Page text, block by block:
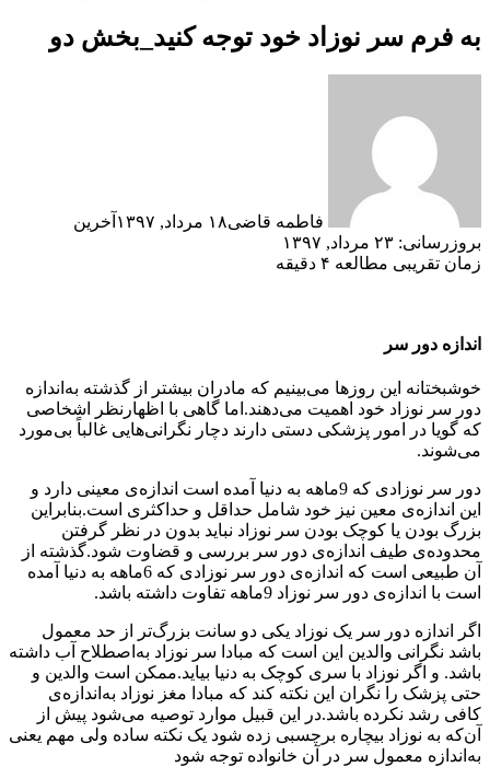
به فرم سر نوزاد خود توجه کنید_بخش دو
فاطمه قاضی۱۸ مرداد, ۱۳۹۷
آخرین
بروزرسانی: ۲۳ مرداد, ۱۳۹۷
زمان تقریبی مطالعه ۴ دقیقه
اندازه دور سر
خوشبختانه این روزها می‌بینیم که مادران بیشتر از گذشته به‌اندازه
دور سر نوزاد خود اهمیت می‌دهند.اما گاهی با اظهارنظر اشخاصی
که گویا در امور پزشکی دستی دارند دچار نگرانی‌هایی غالباً بی‌مورد
می‌شوند.
دور سر نوزادی که 9ماهه به دنیا آمده است اندازه‌ی معینی دارد و
این اندازه‌ی معین نیز خود شامل حداقل و حداکثری است.بنابراین
بزرگ بودن یا کوچک بودن سر نوزاد نباید بدون در نظر گرفتن
محدوده‌ی طیف اندازه‌ی دور سر بررسی و قضاوت شود.گذشته از
آن طبیعی است که اندازه‌ی دور سر نوزادی که 6ماهه به دنیا آمده
است با اندازه‌ی دور سر نوزاد 9ماهه تفاوت داشته باشد.
اگر اندازه دور سر یک نوزاد یکی دو سانت بزرگ‌تر از حد معمول
باشد نگرانی والدین این است که مبادا سر نوزاد به‌اصطلاح آب داشته
باشد. و اگر نوزاد با سری کوچک به دنیا بیاید.ممکن است والدین و
حتی پزشک را نگران این نکته کند که مبادا مغز نوزاد به‌اندازه‌ی
کافی رشد نکرده باشد.در این قبیل موارد توصیه می‌شود پیش از
آن‌که به نوزاد بیچاره برچسبی زده شود یک نکته ساده ولی مهم یعنی
به‌اندازه معمول سر در آن خانواده توجه شود